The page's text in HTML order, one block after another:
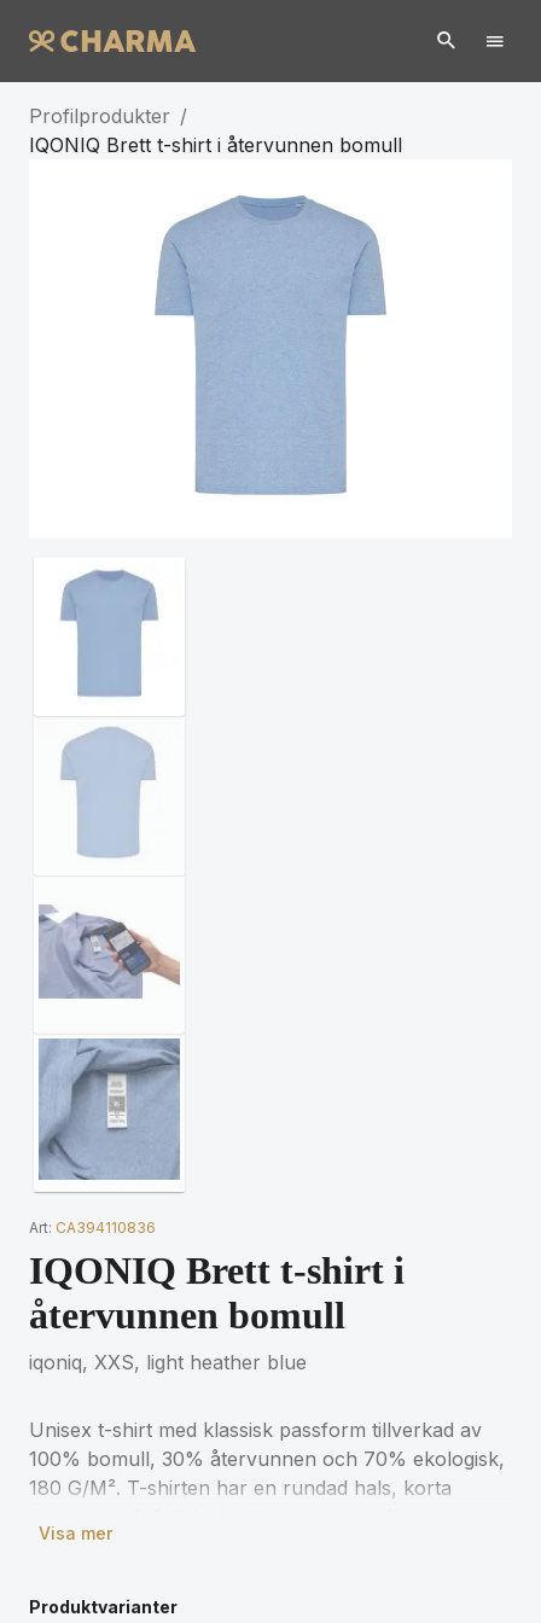
Profilprodukter /
IQONIQ Brett t-shirt i återvunnen bomull
Art: CA394110836
IQONIQ Brett t-shirt i
återvunnen bomull
iqoniq, XXS, light heather blue
Unisex t-shirt med klassisk passform tillverkad av
100% bomull, 30% återvunnen och 70% ekologisk,
180 G/M². T-shirten har en rundad hals, korta
återvunnet och ekologiskt material samt påståenden
AWARE™ disruptiva fysiska spårare och
Visa mer
Produktvarianter